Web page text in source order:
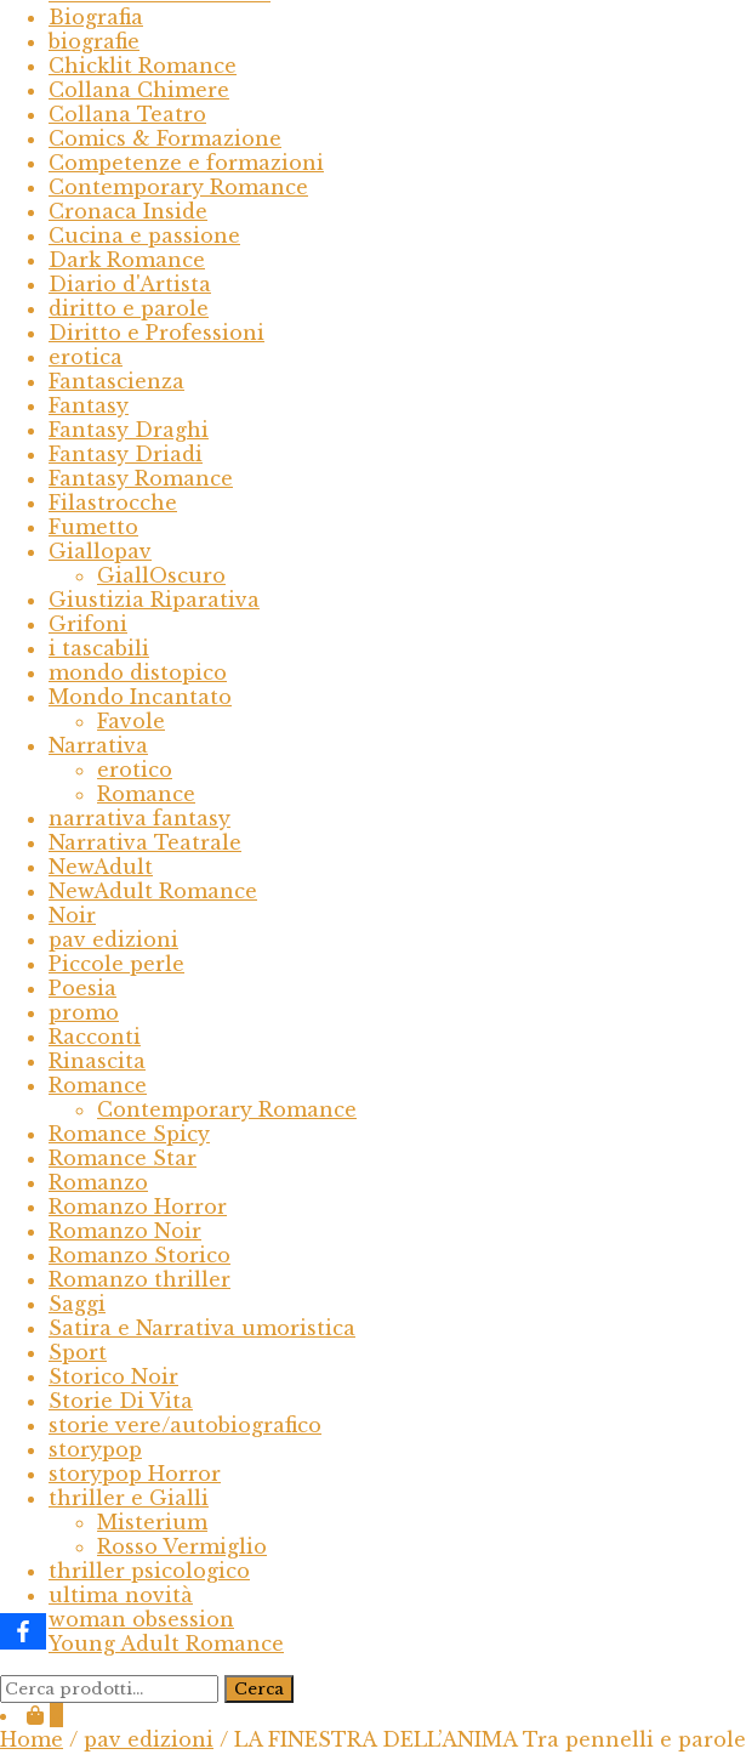
Biografia
biografie
Chicklit Romance
Collana Chimere
Collana Teatro
Comics & Formazione
Competenze e formazioni
Contemporary Romance
Cronaca Inside
Cucina e passione
Dark Romance
Diario d'Artista
diritto e parole
Diritto e Professioni
erotica
Fantascienza
Fantasy
Fantasy Draghi
Fantasy Driadi
Fantasy Romance
Filastrocche
Fumetto
Giallopav
GiallOscuro
Giustizia Riparativa
Grifoni
i tascabili
mondo distopico
Mondo Incantato
Favole
Narrativa
erotico
Romance
narrativa fantasy
Narrativa Teatrale
NewAdult
NewAdult Romance
Noir
pav edizioni
Piccole perle
Poesia
promo
Racconti
Rinascita
Romance
Contemporary Romance
Romance Spicy
Romance Star
Romanzo
Romanzo Horror
Romanzo Noir
Romanzo Storico
Romanzo thriller
Saggi
Satira e Narrativa umoristica
Sport
Storico Noir
Storie Di Vita
storie vere/autobiografico
storypop
storypop Horror
thriller e Gialli
Misterium
Rosso Vermiglio
thriller psicologico
ultima novità
woman obsession
Young Adult Romance
Cerca:
Cerca
Home / pav edizioni / LA FINESTRA DELL’ANIMA Tra pennelli e parole